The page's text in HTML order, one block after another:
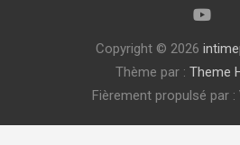
Copyright © 2026
Thème par : Theme
Fièrement propulsé par :